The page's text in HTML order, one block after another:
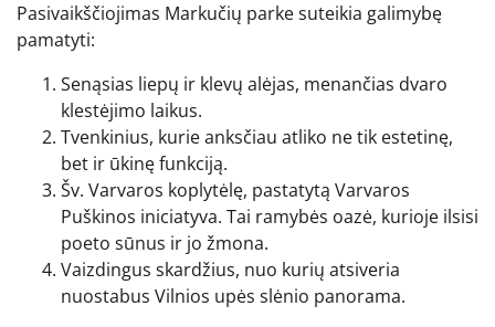
Pasivaikščiojimas Markučių parke suteikia galimybę
pamatyti:
Senąsias liepų ir klevų alėjas, menančias dvaro
klestėjimo laikus.
Tvenkinius, kurie anksčiau atliko ne tik estetinę,
bet ir ūkinę funkciją.
Šv. Varvaros koplytėlę, pastatytą Varvaros
Puškinos iniciatyva. Tai ramybės oazė, kurioje ilsisi
poeto sūnus ir jo žmona.
Vaizdingus skardžius, nuo kurių atsiveria
nuostabus Vilnios upės slėnio panorama.